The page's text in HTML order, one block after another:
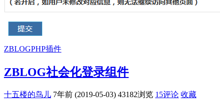
ZBLOGPHP插件
ZBLOG社会化登录组件
十五楼的鸟儿 7年前 (2019-05-03) 43182浏览 15评论 收藏